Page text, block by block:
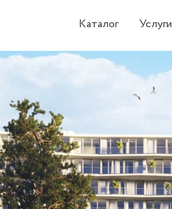
Каталог Услуги